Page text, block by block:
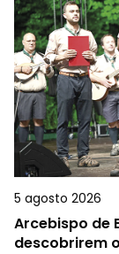
5 agosto 2026
Arcebispo de
descobrirem